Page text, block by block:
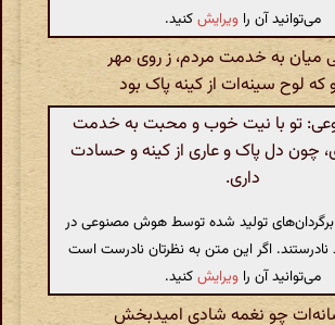
می‌توانید آن را ویرایشکنید.
میان به خدمت مردم، ز روی مهر
که لوح سینه‌ات از کینه پاک بود
تو با نیت خوب و محبت به خدمت
چون دل پاک و عاری از کینه و حسادت
داری.
برگردان‌های تولید شده توسط هوش مصنوعی در
نادرستند. اگر این متن به نظرتان نادرست است
می‌توانید آن را ویرایشکنید.
چو نغمه شادی امیدبخش